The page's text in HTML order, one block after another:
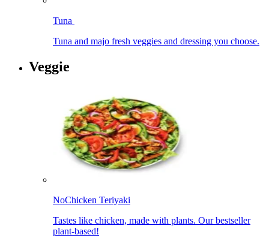
Tuna ​​​​‌ ‍ ​‍​‍‌‍ ‌ ​‍‌‍‍‌‌‍‌ ‌‍‍‌‌‍ ‍​‍​‍​ ‍‍​‍​‍‌ ​ ‌‍​‌‌‍ ‍‌‍‍‌‌ ‌​‌ ‍‌​‍ ‍‌‍‍‌‌‍ ​‍​‍​‍ ​​‍​‍‌‍‍​‌ ​‍‌‍‌‌‌‍‌‍​‍​‍​ ‍‍​‍​‍‌‍‍​‌ ‌​‌ ‌​‌ ​​‌ ​ ​ ‍‍​‍ ​‍ ‌‍ ‍‌‍ ‌ ​‍‌‍‌​‌‍‍‌‌‍​ ​‍ ‌‌‍​‍‌‍‍‌‌ ‌​‌‍‌‌‌ ​ ​‍ ‌‌‍‌ ‌ ​‍‌‍ ‌ ‌‌‌ ​​​‍ ‌‌ ​ ‌ ‌​‌ ‌‌‌‍‌​‌‍‍‌‌‍ ​‍ ‍‌ ‌‍‌‍‌‌‌ ​‍‌‍​ ‌‍‌‌‌‍ ​​‍ ‍‌‍​‌‌ ​​‌ ​​​‍ ‌‍‍‌‌‍ ‍‌ ‌​‌‍‌‌‌‍ ‍‌ ‌​​‍ ‌‍‌‌‌‍‌​‌‍‍‌‌ ‌​​‍ ‌‍ ‌‌‍ ‌‍‌​‌‍‌‌​ ‌‌ ​​‌ ​‍‌‍‌‌‌ ​ ‌‍‌‌‌‍ ‍‌ ‌​‌‍​‌‌ ‌​‌‍‍‌‌‍ ‌‍ ‍​ ‍ ‌‍‍‌‌‍‌​​ ‌‌‍​‍‌‍‌​‌‍‌​​ ‌‍​ ​ ​ ‍​​ ​‌​ ​​​‍ ‌​ ‍​‌‍​‍​ ​​​ ‌ ​‍ ‌​ ‌​​ ​​‌‍​‍‌‍​‍​‍ ‌‌‍​‍​ ‌​​ ‌​​ ​​​‍ ‌​ ‌​‌‍​‌​ ​‍​ ​​​ ‍​​ ​‍​ ​‍​ ‍‌​ ‌ ​ ‌ ​ ​​​ ​​​ ‍ ‌ ‌​‌ ‍‌‌ ​​‌‍‌‌​ ‌‌ ​​‌ ​‍‌‍ ‌‍‌​‌ ‌‌‌‍​ ‌ ‌​​ ‍ ‌ ​​‌‍​‌‌ ‌​‌‍‍​​ ‌‌‍ ‍‌‍​‌‌‍ ‌‌‍‌‌​‍‌‌​ ‌‌‌​​‍‌‌ ‌‍‍ ‌‍‌‌‌ ‍‌​‍‌‌​ ​ ‌​‌​​‍‌‌​ ​ ‌​‌​​‍‌‌​ ​‍​ ​‍‌‍‌‌‌‍ ‍​‍‌‌​ ​‍​ ​‍​‍‌‌​ ‌‌‌​‌​​‍ ‍‌ ‌‍‌‍​‌‌‍ ​‌ ‌‌‌‍‌‌​ ‌‍​‍‌‍​‌‌ ​ ‌‍‌‌‌‌‌‌‌ ​‍‌‍ ​​ ‌‌‍‍​‌ ‌​‌ ‌​‌ ​​‌ ​ ​‍‌‌​ ​ ‌​​‌​‍‌‌​ ​‍‌​‌‍​‍‌‌​ ​‍‌​‌‍‌‍ ‍‌‍ ‌ ​‍‌‍‌​‌‍‍‌‌‍​ ​‍ ‌‌‍​‍‌‍‍‌‌ ‌​‌‍‌‌‌ ​ ​‍ ‌‌‍‌ ‌ ​‍‌‍ ‌ ‌‌‌ ​​​‍ ‌‌ ​ ‌ ‌​‌ ‌‌‌‍‌​‌‍‍‌‌‍ ​‍ ‍‌ ‌‍‌‍‌‌‌ ​‍‌‍​ ‌‍‌‌‌‍ ​​‍ ‍‌‍​‌‌ ​​‌ ​​​‍‌‍‌‍‍‌‌‍‌​​ ‌‌‍​‍‌‍‌​‌‍‌​​ ‌‍​ ​ ​ ‍​​ ​‌​ ​​​‍ ‌​ ‍​‌‍​‍​ ​​​ ‌ ​‍ ‌​ ‌​​ ​​‌‍​‍‌‍​‍​‍ ‌‌‍​‍​ ‌​​ ‌​​ ​​​‍ ‌​ ‌​‌‍​‌​ ​‍​ ​​​ ‍​​ ​‍​ ​‍​ ‍‌​ ‌ ​ ‌ ​ ​​​ ​​​‍‌‍‌ ‌​‌ ‍‌‌ ​​‌‍‌‌​ ‌‌ ​​‌ ​‍‌‍ ‌‍‌​‌ ‌‌‌‍​ ‌ ‌​​‍‌‍‌ ​​‌‍​‌‌ ‌​‌‍‍​​ ‌‌‍ ‍‌‍​‌‌‍ ‌‌‍‌‌​‍‌‌​ ‌‌‌​​‍‌‌ ‌‍‍ ‌‍‌‌‌ ‍‌​‍‌‌​ ​ ‌​‌​​‍‌‌​ ​ ‌​‌​​‍‌‌​ ​‍​ ​‍‌‍‌‌‌‍ ‍​‍‌‌​ ​‍​ ​‍​‍‌‌​ ‌‌‌​‌​​‍ ‍‌ ‌‍‌‍​‌‌‍ ​‌ ‌‌‌‍‌‌​‍‌‍‌ ​​‌‍‌‌‌ ​‍‌ ​ ‌ ​​‌‍‌‌‌‍​ ‌ ‌​‌‍‍‌‌ ‌‍‌‍‌‌​ ‌‌ ​​‌ ‌‌‌‍​‍‌‍ ​‌‍‍‌‌ ​ ‌‍‍​‌‍‌‌‌‍‌​​‍​‍‌ ‌
Tuna and majo fresh veggies and dressing you choose.​​​​‌ ‍ ​‍​‍‌‍ ‌ ​‍‌‍‍‌‌‍‌ ‌‍‍‌‌‍ ‍​‍​‍​ ‍‍​‍​‍‌ ​ ‌‍​‌‌‍ ‍‌‍‍‌‌ ‌​‌ ‍‌​‍ ‍‌‍‍‌‌‍ ​‍​‍​‍ ​​‍​‍‌‍‍​‌ ​‍‌‍‌‌‌‍‌‍​‍​‍​ ‍‍​‍​‍‌‍‍​‌ ‌​‌ ‌​‌ ​​‌ ​ ​ ‍‍​‍ ​‍ ‌‍ ‍‌‍ ‌ ​‍‌‍‌​‌‍‍‌‌‍​ ​‍ ‌‌‍​‍‌‍‍‌‌ ‌​‌‍‌‌‌ ​ ​‍ ‌‌‍‌ ‌ ​‍‌‍ ‌ ‌‌‌ ​​​‍ ‌‌ ​ ‌ ‌​‌ ‌‌‌‍‌​‌‍‍‌‌‍ ​‍ ‍‌ ‌‍‌‍‌‌‌ ​‍‌‍​ ‌‍‌‌‌‍ ​​‍ ‍‌‍​‌‌ ​​‌ ​​​‍ ‌‍‍‌‌‍ ‍‌ ‌​‌‍‌‌‌‍ ‍‌ ‌​​‍ ‌‍‌‌‌‍‌​‌‍‍‌‌ ‌​​‍ ‌‍ ‌‌‍ ‌‍‌​‌‍‌‌​ ‌‌ ​​‌ ​‍‌‍‌‌‌ ​ ‌‍‌‌‌‍ ‍‌ ‌​‌‍​‌‌ ‌​‌‍‍‌‌‍ ‌‍ ‍​ ‍ ‌‍‍‌‌‍‌​​ ‌‌‍​‍‌‍‌​‌‍‌​​ ‌‍​ ​ ​ ‍​​ ​‌​ ​​​‍ ‌​ ‍​‌‍​‍​ ​​​ ‌ ​‍ ‌​ ‌​​ ​​‌‍​‍‌‍​‍​‍ ‌‌‍​‍​ ‌​​ ‌​​ ​​​‍ ‌​ ‌​‌‍​‌​ ​‍​ ​​​ ‍​​ ​‍​ ​‍​ ‍‌​ ‌ ​ ‌ ​ ​​​ ​​​ ‍ ‌ ‌​‌ ‍‌‌ ​​‌‍‌‌​ ‌‌ ​​‌ ​‍‌‍ ‌‍‌​‌ ‌‌‌‍​ ‌ ‌​​ ‍ ‌ ​​‌‍​‌‌ ‌​‌‍‍​​ ‌‌ ​ ‌‍‍​‌‍ ‌ ​‍‌ ‌​‌​‌​‌‍‌‌‌ ​ ‌‍​ ‌ ​‍‌‍‍‌‌ ​​‌ ‌​‌‍‍‌‌‍ ‌‍ ‍​‍‌‌​ ‌‌‌​​‍‌‌ ‌‍‍ ‌‍‌‌‌ ‍‌​‍‌‌​ ​ ‌​‌​​‍‌‌​ ​ ‌​‌​​‍‌‌​ ​‍​ ​‍‌‍‌‌‌‍ ‍​‍‌‌​ ​‍​ ​‍​‍‌‌​ ‌‌‌​‌​​‍ ‍‌ ‌‍‌‍​‌‌‍ ​‌ ‌‌‌‍‌‌​ ‌‍​‍‌‍​‌‌ ​ ‌‍‌‌‌‌‌‌‌ ​‍‌‍ ​​ ‌‌‍‍​‌ ‌​‌ ‌​‌ ​​‌ ​ ​‍‌‌​ ​ ‌​​‌​‍‌‌​ ​‍‌​‌‍​‍‌‌​ ​‍‌​‌‍‌‍ ‍‌‍ ‌ ​‍‌‍‌​‌‍‍‌‌‍​ ​‍ ‌‌‍​‍‌‍‍‌‌ ‌​‌‍‌‌‌ ​ ​‍ ‌‌‍‌ ‌ ​‍‌‍ ‌ ‌‌‌ ​​​‍ ‌‌ ​ ‌ ‌​‌ ‌‌‌‍‌​‌‍‍‌‌‍ ​‍ ‍‌ ‌‍‌‍‌‌‌ ​‍‌‍​ ‌‍‌‌‌‍ ​​‍ ‍‌‍​‌‌ ​​‌ ​​​‍‌‍‌‍‍‌‌‍‌​​ ‌‌‍​‍‌‍‌​‌‍‌​​ ‌‍​ ​ ​ ‍​​ ​‌​ ​​​‍ ‌​ ‍​‌‍​‍​ ​​​ ‌ ​‍ ‌​ ‌​​ ​​‌‍​‍‌‍​‍​‍ ‌‌‍​‍​ ‌​​ ‌​​ ​​​‍ ‌​ ‌​‌‍​‌​ ​‍​ ​​​ ‍​​ ​‍​ ​‍​ ‍‌​ ‌ ​ ‌ ​ ​​​ ​​​‍‌‍‌ ‌​‌ ‍‌‌ ​​‌‍‌‌​ ‌‌ ​​‌ ​‍‌‍ ‌‍‌​‌ ‌‌‌‍​ ‌ ‌​​‍‌‍‌ ​​‌‍​‌‌ ‌​‌‍‍​​ ‌‌ ​ ‌‍‍​‌‍ ‌ ​‍‌ ‌​‌​‌​‌‍‌‌‌ ​ ‌‍​ ‌ ​‍‌‍‍‌‌ ​​‌ ‌​‌‍‍‌‌‍ ‌‍ ‍​‍‌‌​ ‌‌‌​​‍‌‌ ‌‍‍ ‌‍‌‌‌ ‍‌​‍‌‌​ ​ ‌​‌​​‍‌‌​ ​ ‌​‌​​‍‌‌​ ​‍​ ​‍‌‍‌‌‌‍ ‍​‍‌‌​ ​‍​ ​‍​‍‌‌​ ‌‌‌​‌​​‍ ‍‌ ‌‍‌‍​‌‌‍ ​‌ ‌‌‌‍‌‌​‍‌‍‌ ​​‌‍‌‌‌ ​‍‌ ​ ‌ ​​‌‍‌‌‌‍​ ‌ ‌​‌‍‍‌‌ ‌‍‌‍‌‌​ ‌‌ ​​‌ ‌‌‌‍​‍‌‍ ​‌‍‍‌‌ ​ ‌‍‍​‌‍‌‌‌‍‌​​‍​‍‌ ‌
Veggie​​​​‌ ‍ ​‍​‍‌‍ ‌ ​‍‌‍‍‌‌‍‌ ‌‍‍‌‌‍ ‍​‍​‍​ ‍‍​‍​‍‌ ​ ‌‍​‌‌‍ ‍‌‍‍‌‌ ‌​‌ ‍‌​‍ ‍‌‍‍‌‌‍ ​‍​‍​‍ ​​‍​‍‌‍‍​‌ ​‍‌‍‌‌‌‍‌‍​‍​‍​ ‍‍​‍​‍‌‍‍​‌ ‌​‌ ‌​‌ ​​‌ ​ ​ ‍‍​‍ ​‍ ‌‍ ‍‌‍ ‌ ​‍‌‍‌​‌‍‍‌‌‍​ ​‍ ‌‌‍​‍‌‍‍‌‌ ‌​‌‍‌‌‌ ​ ​‍ ‌‌‍‌ ‌ ​‍‌‍ ‌ ‌‌‌ ​​​‍ ‌‌ ​ ‌ ‌​‌ ‌‌‌‍‌​‌‍‍‌‌‍ ​‍ ‍‌ ‌‍‌‍‌‌‌ ​‍‌‍​ ‌‍‌‌‌‍ ​​‍ ‍‌‍​‌‌ ​​‌ ​​​‍ ‌‍‍‌‌‍ ‍‌ ‌​‌‍‌‌‌‍ ‍‌ ‌​​‍ ‌‍‌‌‌‍‌​‌‍‍‌‌ ‌​​‍ ‌‍ ‌‌‍ ‌‍‌​‌‍‌‌​ ‌‌ ​​‌ ​‍‌‍‌‌‌ ​ ‌‍‌‌‌‍ ‍‌ ‌​‌‍​‌‌ ‌​‌‍‍‌‌‍ ‌‍ ‍​ ‍ ‌‍‍‌‌‍‌​​ ‌‌‍‌‌‌‍​‌​ ​‍‌‍‌‌‌‍​‌​ ​‍​ ‌​‌‍​ ​‍ ‌‌‍‌​​ ‌​‌‍‌‌‌‍​‍​‍ ‌​ ‌​​ ​ ‌‍​‍‌‍​ ​‍ ‌​ ‍​​ ‌‌​ ​‌‌‍​ ​‍ ‌​ ​​​ ‌ ​ ‌ ‌‍‌​‌‍‌‌​ ‌ ‌‍​ ​ ‍​‌‍​‌​ ​‌​ ​ ​ ​‌​ ‍ ‌ ‌​‌ ‍‌‌ ​​‌‍‌‌​ ‌‌ ​ ‌ ‌‌‌‍​‍‌‍​ ‌‍​‌‌ ‌​‌‍‌‌‌‍‌ ‌‍ ‌ ​‍‌ ‍‌​ ‍ ‌ ​​‌‍​‌‌ ‌​‌‍‍​​ ‌‌‍ ‍‌‍​‌‌‍ ‌‌‍‌‌​‍‌‌​ ‌‌‌​​‍‌‌ ‌‍‍ ‌‍‌‌‌ ‍‌​‍‌‌​ ​ ‌​‌​​‍‌‌​ ​ ‌​‌​​‍‌‌​ ​‍​ ​‍‌‍‌‌‌‍ ‍​‍‌‌​ ​‍​ ​‍​‍‌‌​ ‌‌‌​‌​​‍ ‍‌ ‌‍‌‍​‌‌‍ ​‌ ‌‌‌‍‌‌​ ‌‍​‍‌‍​‌‌ ​ ‌‍‌‌‌‌‌‌‌ ​‍‌‍ ​​ ‌‌‍‍​‌ ‌​‌ ‌​‌ ​​‌ ​ ​‍‌‌​ ​ ‌​​‌​‍‌‌​ ​‍‌​‌‍​‍‌‌​ ​‍‌​‌‍‌‍ ‍‌‍ ‌ ​‍‌‍‌​‌‍‍‌‌‍​ ​‍ ‌‌‍​‍‌‍‍‌‌ ‌​‌‍‌‌‌ ​ ​‍ ‌‌‍‌ ‌ ​‍‌‍ ‌ ‌‌‌ ​​​‍ ‌‌ ​ ‌ ‌​‌ ‌‌‌‍‌​‌‍‍‌‌‍ ​‍ ‍‌ ‌‍‌‍‌‌‌ ​‍‌‍​ ‌‍‌‌‌‍ ​​‍ ‍‌‍​‌‌ ​​‌ ​​​‍‌‍‌‍‍‌‌‍‌​​ ‌‌‍‌‌‌‍​‌​ ​‍‌‍‌‌‌‍​‌​ ​‍​ ‌​‌‍​ ​‍ ‌‌‍‌​​ ‌​‌‍‌‌‌‍​‍​‍ ‌​ ‌​​ ​ ‌‍​‍‌‍​ ​‍ ‌​ ‍​​ ‌‌​ ​‌‌‍​ ​‍ ‌​ ​​​ ‌ ​ ‌ ‌‍‌​‌‍‌‌​ ‌ ‌‍​ ​ ‍​‌‍​‌​ ​‌​ ​ ​ ​‌​‍‌‍‌ ‌​‌ ‍‌‌ ​​‌‍‌‌​ ‌‌ ​ ‌ ‌‌‌‍​‍‌‍​ ‌‍​‌‌ ‌​‌‍‌‌‌‍‌ ‌‍ ‌ ​‍‌ ‍‌​‍‌‍‌ ​​‌‍​‌‌ ‌​‌‍‍​​ ‌‌‍ ‍‌‍​‌‌‍ ‌‌‍‌‌​‍‌‌​ ‌‌‌​​‍‌‌ ‌‍‍ ‌‍‌‌‌ ‍‌​‍‌‌​ ​ ‌​‌​​‍‌‌​ ​ ‌​‌​​‍‌‌​ ​‍​ ​‍‌‍‌‌‌‍ ‍​‍‌‌​ ​‍​ ​‍​‍‌‌​ ‌‌‌​‌​​‍ ‍‌ ‌‍‌‍​‌‌‍ ​‌ ‌‌‌‍‌‌​‍‌‍‌ ​​‌‍‌‌‌ ​‍‌ ​ ‌ ​​‌‍‌‌‌‍​ ‌ ‌​‌‍‍‌‌ ‌‍‌‍‌‌​ ‌‌ ​​‌ ‌‌‌‍​‍‌‍ ​‌‍‍‌‌ ​ ‌‍‍​‌‍‌‌‌‍‌​​‍​‍‌ ‌
NoChicken Teriyaki​​​​‌ ‍ ​‍​‍‌‍ ‌ ​‍‌‍‍‌‌‍‌ ‌‍‍‌‌‍ ‍​‍​‍​ ‍‍​‍​‍‌ ​ ‌‍​‌‌‍ ‍‌‍‍‌‌ ‌​‌ ‍‌​‍ ‍‌‍‍‌‌‍ ​‍​‍​‍ ​​‍​‍‌‍‍​‌ ​‍‌‍‌‌‌‍‌‍​‍​‍​ ‍‍​‍​‍‌‍‍​‌ ‌​‌ ‌​‌ ​​‌ ​ ​ ‍‍​‍ ​‍ ‌‍ ‍‌‍ ‌ ​‍‌‍‌​‌‍‍‌‌‍​ ​‍ ‌‌‍​‍‌‍‍‌‌ ‌​‌‍‌‌‌ ​ ​‍ ‌‌‍‌ ‌ ​‍‌‍ ‌ ‌‌‌ ​​​‍ ‌‌ ​ ‌ ‌​‌ ‌‌‌‍‌​‌‍‍‌‌‍ ​‍ ‍‌ ‌‍‌‍‌‌‌ ​‍‌‍​ ‌‍‌‌‌‍ ​​‍ ‍‌‍​‌‌ ​​‌ ​​​‍ ‌‍‍‌‌‍ ‍‌ ‌​‌‍‌‌‌‍ ‍‌ ‌​​‍ ‌‍‌‌‌‍‌​‌‍‍‌‌ ‌​​‍ ‌‍ ‌‌‍ ‌‍‌​‌‍‌‌​ ‌‌ ​​‌ ​‍‌‍‌‌‌ ​ ‌‍‌‌‌‍ ‍‌ ‌​‌‍​‌‌ ‌​‌‍‍‌‌‍ ‌‍ ‍​ ‍ ‌‍‍‌‌‍‌​​ ‌‌‍‌‍​ ‍‌‌‍​‌​ ​‌​ ‍‌​ ‌‍​ ​‍​ ‌‍​‍ ‌​ ‌‍​ ‌‍​ ‍‌​ ​‍​‍ ‌​ ‌​​ ​ ​ ‍​​ ‌‍​‍ ‌​ ‍‌‌‍‌​​ ‍‌​ ‍‌​‍ ‌​ ‍‌‌‍​ ​ ‌ ‌‍​‌‌‍‌​​ ‌‍‌‍‌​​ ​‍​ ‌‍​ ‌‍‌‍‌‌‌‍​ ​ ‍ ‌ ‌​‌ ‍‌‌ ​​‌‍‌‌​ ‌‌ ​​‌ ​‍‌‍ ‌‍‌​‌ ‌‌‌‍​ ‌ ‌​​ ‍ ‌ ​​‌‍​‌‌ ‌​‌‍‍​​ ‌‌‍ ‍‌‍​‌‌‍ ‌‌‍‌‌​‍‌‌​ ‌‌‌​​‍‌‌ ‌‍‍ ‌‍‌‌‌ ‍‌​‍‌‌​ ​ ‌​‌​​‍‌‌​ ​ ‌​‌​​‍‌‌​ ​‍​ ​‍‌‍‌‌‌‍ ‍​‍‌‌​ ​‍​ ​‍​‍‌‌​ ‌‌‌​‌​​‍ ‍‌ ‌‍‌‍​‌‌‍ ​‌ ‌‌‌‍‌‌​ ‌‍​‍‌‍​‌‌ ​ ‌‍‌‌‌‌‌‌‌ ​‍‌‍ ​​ ‌‌‍‍​‌ ‌​‌ ‌​‌ ​​‌ ​ ​‍‌‌​ ​ ‌​​‌​‍‌‌​ ​‍‌​‌‍​‍‌‌​ ​‍‌​‌‍‌‍ ‍‌‍ ‌ ​‍‌‍‌​‌‍‍‌‌‍​ ​‍ ‌‌‍​‍‌‍‍‌‌ ‌​‌‍‌‌‌ ​ ​‍ ‌‌‍‌ ‌ ​‍‌‍ ‌ ‌‌‌ ​​​‍ ‌‌ ​ ‌ ‌​‌ ‌‌‌‍‌​‌‍‍‌‌‍ ​‍ ‍‌ ‌‍‌‍‌‌‌ ​‍‌‍​ ‌‍‌‌‌‍ ​​‍ ‍‌‍​‌‌ ​​‌ ​​​‍‌‍‌‍‍‌‌‍‌​​ ‌‌‍‌‍​ ‍‌‌‍​‌​ ​‌​ ‍‌​ ‌‍​ ​‍​ ‌‍​‍ ‌​ ‌‍​ ‌‍​ ‍‌​ ​‍​‍ ‌​ ‌​​ ​ ​ ‍​​ ‌‍​‍ ‌​ ‍‌‌‍‌​​ ‍‌​ ‍‌​‍ ‌​ ‍‌‌‍​ ​ ‌ ‌‍​‌‌‍‌​​ ‌‍‌‍‌​​ ​‍​ ‌‍​ ‌‍‌‍‌‌‌‍​ ​‍‌‍‌ ‌​‌ ‍‌‌ ​​‌‍‌‌​ ‌‌ ​​‌ ​‍‌‍ ‌‍‌​‌ ‌‌‌‍​ ‌ ‌​​‍‌‍‌ ​​‌‍​‌‌ ‌​‌‍‍​​ ‌‌‍ ‍‌‍​‌‌‍ ‌‌‍‌‌​‍‌‌​ ‌‌‌​​‍‌‌ ‌‍‍ ‌‍‌‌‌ ‍‌​‍‌‌​ ​ ‌​‌​​‍‌‌​ ​ ‌​‌​​‍‌‌​ ​‍​ ​‍‌‍‌‌‌‍ ‍​‍‌‌​ ​‍​ ​‍​‍‌‌​ ‌‌‌​‌​​‍ ‍‌ ‌‍‌‍​‌‌‍ ​‌ ‌‌‌‍‌‌​‍‌‍‌ ​​‌‍‌‌‌ ​‍‌ ​ ‌ ​​‌‍‌‌‌‍​ ‌ ‌​‌‍‍‌‌ ‌‍‌‍‌‌​ ‌‌ ​​‌ ‌‌‌‍​‍‌‍ ​‌‍‍‌‌ ​ ‌‍‍​‌‍‌‌‌‍‌​​‍​‍‌ ‌
Tastes like chicken, made with plants. Our bestseller
plant-based!​​​​‌ ‍ ​‍​‍‌‍ ‌ ​‍‌‍‍‌‌‍‌ ‌‍‍‌‌‍ ‍​‍​‍​ ‍‍​‍​‍‌ ​ ‌‍​‌‌‍ ‍‌‍‍‌‌ ‌​‌ ‍‌​‍ ‍‌‍‍‌‌‍ ​‍​‍​‍ ​​‍​‍‌‍‍​‌ ​‍‌‍‌‌‌‍‌‍​‍​‍​ ‍‍​‍​‍‌‍‍​‌ ‌​‌ ‌​‌ ​​‌ ​ ​ ‍‍​‍ ​‍ ‌‍ ‍‌‍ ‌ ​‍‌‍‌​‌‍‍‌‌‍​ ​‍ ‌‌‍​‍‌‍‍‌‌ ‌​‌‍‌‌‌ ​ ​‍ ‌‌‍‌ ‌ ​‍‌‍ ‌ ‌‌‌ ​​​‍ ‌‌ ​ ‌ ‌​‌ ‌‌‌‍‌​‌‍‍‌‌‍ ​‍ ‍‌ ‌‍‌‍‌‌‌ ​‍‌‍​ ‌‍‌‌‌‍ ​​‍ ‍‌‍​‌‌ ​​‌ ​​​‍ ‌‍‍‌‌‍ ‍‌ ‌​‌‍‌‌‌‍ ‍‌ ‌​​‍ ‌‍‌‌‌‍‌​‌‍‍‌‌ ‌​​‍ ‌‍ ‌‌‍ ‌‍‌​‌‍‌‌​ ‌‌ ​​‌ ​‍‌‍‌‌‌ ​ ‌‍‌‌‌‍ ‍‌ ‌​‌‍​‌‌ ‌​‌‍‍‌‌‍ ‌‍ ‍​ ‍ ‌‍‍‌‌‍‌​​ ‌‌‍‌‍​ ‍‌‌‍​‌​ ​‌​ ‍‌​ ‌‍​ ​‍​ ‌‍​‍ ‌​ ‌‍​ ‌‍​ ‍‌​ ​‍​‍ ‌​ ‌​​ ​ ​ ‍​​ ‌‍​‍ ‌​ ‍‌‌‍‌​​ ‍‌​ ‍‌​‍ ‌​ ‍‌‌‍​ ​ ‌ ‌‍​‌‌‍‌​​ ‌‍‌‍‌​​ ​‍​ ‌‍​ ‌‍‌‍‌‌‌‍​ ​ ‍ ‌ ‌​‌ ‍‌‌ ​​‌‍‌‌​ ‌‌ ​​‌ ​‍‌‍ ‌‍‌​‌ ‌‌‌‍​ ‌ ‌​​ ‍ ‌ ​​‌‍​‌‌ ‌​‌‍‍​​ ‌‌ ​ ‌‍‍​‌‍ ‌ ​‍‌ ‌​‌​‌​‌‍‌‌‌ ​ ‌‍​ ‌ ​‍‌‍‍‌‌ ​​‌ ‌​‌‍‍‌‌‍ ‌‍ ‍​‍‌‌​ ‌‌‌​​‍‌‌ ‌‍‍ ‌‍‌‌‌ ‍‌​‍‌‌​ ​ ‌​‌​​‍‌‌​ ​ ‌​‌​​‍‌‌​ ​‍​ ​‍‌‍‌‌‌‍ ‍​‍‌‌​ ​‍​ ​‍​‍‌‌​ ‌‌‌​‌​​‍ ‍‌ ‌‍‌‍​‌‌‍ ​‌ ‌‌‌‍‌‌​ ‌‍​‍‌‍​‌‌ ​ ‌‍‌‌‌‌‌‌‌ ​‍‌‍ ​​ ‌‌‍‍​‌ ‌​‌ ‌​‌ ​​‌ ​ ​‍‌‌​ ​ ‌​​‌​‍‌‌​ ​‍‌​‌‍​‍‌‌​ ​‍‌​‌‍‌‍ ‍‌‍ ‌ ​‍‌‍‌​‌‍‍‌‌‍​ ​‍ ‌‌‍​‍‌‍‍‌‌ ‌​‌‍‌‌‌ ​ ​‍ ‌‌‍‌ ‌ ​‍‌‍ ‌ ‌‌‌ ​​​‍ ‌‌ ​ ‌ ‌​‌ ‌‌‌‍‌​‌‍‍‌‌‍ ​‍ ‍‌ ‌‍‌‍‌‌‌ ​‍‌‍​ ‌‍‌‌‌‍ ​​‍ ‍‌‍​‌‌ ​​‌ ​​​‍‌‍‌‍‍‌‌‍‌​​ ‌‌‍‌‍​ ‍‌‌‍​‌​ ​‌​ ‍‌​ ‌‍​ ​‍​ ‌‍​‍ ‌​ ‌‍​ ‌‍​ ‍‌​ ​‍​‍ ‌​ ‌​​ ​ ​ ‍​​ ‌‍​‍ ‌​ ‍‌‌‍‌​​ ‍‌​ ‍‌​‍ ‌​ ‍‌‌‍​ ​ ‌ ‌‍​‌‌‍‌​​ ‌‍‌‍‌​​ ​‍​ ‌‍​ ‌‍‌‍‌‌‌‍​ ​‍‌‍‌ ‌​‌ ‍‌‌ ​​‌‍‌‌​ ‌‌ ​​‌ ​‍‌‍ ‌‍‌​‌ ‌‌‌‍​ ‌ ‌​​‍‌‍‌ ​​‌‍​‌‌ ‌​‌‍‍​​ ‌‌ ​ ‌‍‍​‌‍ ‌ ​‍‌ ‌​‌​‌​‌‍‌‌‌ ​ ‌‍​ ‌ ​‍‌‍‍‌‌ ​​‌ ‌​‌‍‍‌‌‍ ‌‍ ‍​‍‌‌​ ‌‌‌​​‍‌‌ ‌‍‍ ‌‍‌‌‌ ‍‌​‍‌‌​ ​ ‌​‌​​‍‌‌​ ​ ‌​‌​​‍‌‌​ ​‍​ ​‍‌‍‌‌‌‍ ‍​‍‌‌​ ​‍​ ​‍​‍‌‌​ ‌‌‌​‌​​‍ ‍‌ ‌‍‌‍​‌‌‍ ​‌ ‌‌‌‍‌‌​‍‌‍‌ ​​‌‍‌‌‌ ​‍‌ ​ ‌ ​​‌‍‌‌‌‍​ ‌ ‌​‌‍‍‌‌ ‌‍‌‍‌‌​ ‌‌ ​​‌ ‌‌‌‍​‍‌‍ ​‌‍‍‌‌ ​ ‌‍‍​‌‍‌‌‌‍‌​​‍​‍‌ ‌